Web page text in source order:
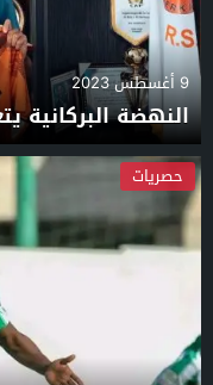
9 أغسطس 2023
النهضة
حصريات